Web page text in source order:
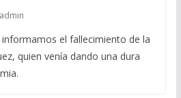
admin
el fallecimiento de la
quien venía dando una dura